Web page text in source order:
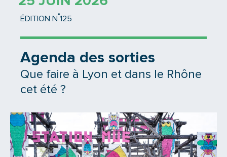
ÉDITION N °125
Agenda des sorties
Que faire à Lyon et dans le Rhône
cet été ?